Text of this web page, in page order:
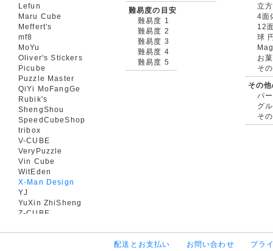
Lefun
Maru Cube
Meffert's
mf8
MoYu
Oliver's Stickers
Picube
Puzzle Master
QiYi MoFangGe
Rubik's
ShengShou
SpeedCubeShop
tribox
V-CUBE
VeryPuzzle
Vin Cube
WitEden
X-Man Design
YJ
YuXin ZhiSheng
Z-CUBE
難易度の目安
難易度 1
難易度 2
難易度 3
難易度 4
難易度 5
立
4面
12
球
お
そ
その
パ
グ
そ
配送とお支払い お問い合わせ プラ